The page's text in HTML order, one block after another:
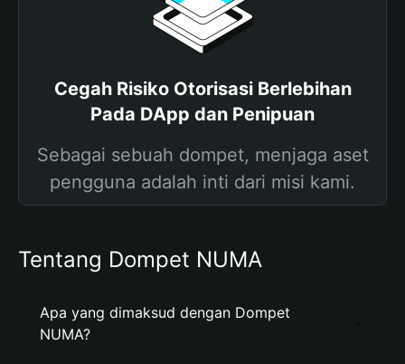
Cegah Risiko Otorisasi Berlebihan
Pada DApp dan Penipuan
Sebagai sebuah dompet, menjaga aset
pengguna adalah inti dari misi kami.
Tentang Dompet NUMA
Apa yang dimaksud dengan Dompet
NUMA?